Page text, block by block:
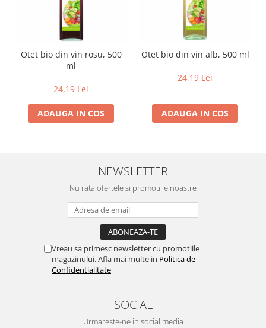
Otet bio din vin rosu, 500
ml
24,19 Lei
ADAUGA IN COS
Otet bio din vin alb, 500 ml
24,19 Lei
ADAUGA IN COS
NEWSLETTER
Nu rata ofertele si promotiile noastre
Vreau sa primesc newsletter cu promotiile
magazinului. Afla mai multe in Politica de
Confidentialitate
SOCIAL
Urmareste-ne in social media